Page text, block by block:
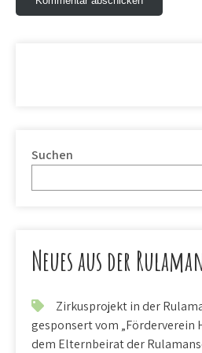
Suchen
Neues aus der
Zirkusprojekt in der
gesponsert vom „Förderverein
dem Elternbeirat der